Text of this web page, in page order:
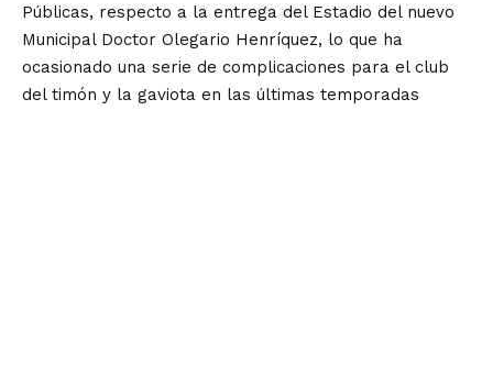
Públicas, respecto a la entrega del Estadio del nuevo
Municipal Doctor Olegario Henríquez, lo que ha
ocasionado una serie de complicaciones para el club
del timón y la gaviota en las últimas temporadas